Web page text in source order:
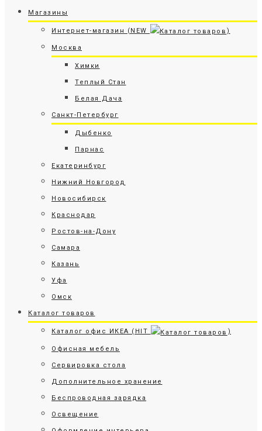
Магазины
Интернет-магазин (NEW )
Москва
Химки
Теплый Стан
Белая Дача
Санкт-Петербург
Дыбенко
Парнас
Екатеринбург
Нижний Новгород
Новосибирск
Краснодар
Ростов-на-Дону
Самара
Казань
Уфа
Омск
Каталог товаров
Каталог офис ИКЕА (HIT )
Офисная мебель
Сервировка стола
Дополнительное хранение
Беспроводная зарядка
Освещение